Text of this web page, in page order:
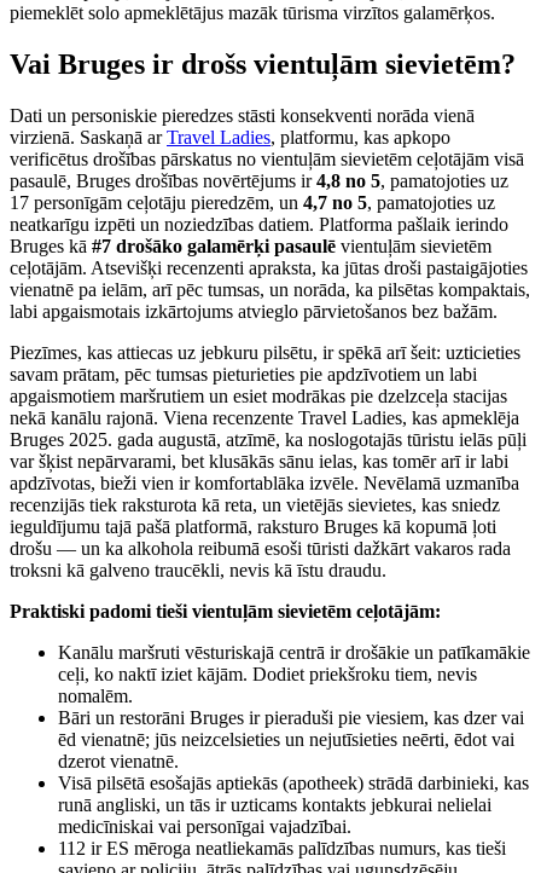
piemeklēt solo apmeklētājus mazāk tūrisma virzītos galamērķos.
Vai Bruges ir drošs vientuļām sievietēm?
Dati un personiskie pieredzes stāsti konsekventi norāda vienā
virzienā. Saskaņā arTravel Ladies, platformu, kas apkopo
verificētus drošības pārskatus no vientuļām sievietēm ceļotājām visā
pasaulē, Bruges drošības novērtējums ir4,8 no 5, pamatojoties uz
17 personīgām ceļotāju pieredzēm, un 4,7 no 5, pamatojoties uz
neatkarīgu izpēti un noziedzības datiem. Platforma pašlaik ierindo
Bruges kā #7 drošāko galamērķi pasaulē vientuļām sievietēm
ceļotājām. Atsevišķi recenzenti apraksta, ka jūtas droši pastaigājoties
vienatnē pa ielām, arī pēc tumsas, un norāda, ka pilsētas kompaktais,
labi apgaismotais izkārtojums atvieglo pārvietošanos bez bažām.
Piezīmes, kas attiecas uz jebkuru pilsētu, ir spēkā arī šeit: uzticieties
savam prātam, pēc tumsas pieturieties pie apdzīvotiem un labi
apgaismotiem maršrutiem un esiet modrākas pie dzelzceļa stacijas
nekā kanālu rajonā. Viena recenzente Travel Ladies, kas apmeklēja
Bruges 2025. gada augustā, atzīmē, ka noslogotajās tūristu ielās pūļi
var šķist nepārvarami, bet klusākās sānu ielas, kas tomēr arī ir labi
apdzīvotas, bieži vien ir komfortablāka izvēle. Nevēlamā uzmanība
recenzijās tiek raksturota kā reta, un vietējās sievietes, kas sniedz
ieguldījumu tajā pašā platformā, raksturo Bruges kā kopumā ļoti
drošu — un ka alkohola reibumā esoši tūristi dažkārt vakaros rada
troksni kā galveno traucēkli, nevis kā īstu draudu.
Praktiski padomi tieši vientuļām sievietēm ceļotājām:
Kanālu maršruti vēsturiskajā centrā ir drošākie un patīkamākie
ceļi, ko naktī iziet kājām. Dodiet priekšroku tiem, nevis
nomalēm.
Bāri un restorāni Bruges ir pieraduši pie viesiem, kas dzer vai
ēd vienatnē; jūs neizcelsieties un nejutīsieties neērti, ēdot vai
dzerot vienatnē.
Visā pilsētā esošajās aptiekās (apotheek) strādā darbinieki, kas
runā angliski, un tās ir uzticams kontakts jebkurai nelielai
medicīniskai vai personīgai vajadzībai.
112 ir ES mēroga neatliekamās palīdzības numurs, kas tieši